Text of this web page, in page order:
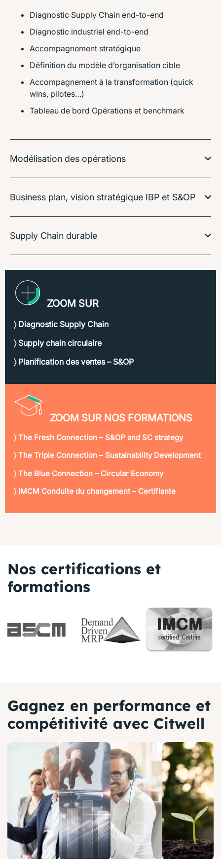
Diagnostic Supply Chain end-to-end
Diagnostic industriel end-to-end
Accompagnement stratégique
Définition du modèle d’organisation cible
Accompagnement à la transformation (quick
wins, pilotes…)
Tableau de bord Opérations et benchmark
Modélisation des opérations
Business plan, vision stratégique IBP et S&OP
Supply Chain durable
ZOOM SUR
〉 Diagnostic Supply Chain
〉 Supply chain circulaire
〉 Planification des ventes – S&OP
ZOOM SUR NOS FORMATIONS
〉 The Fresh Connection – S&OP and SC strategy
〉 The Triple Connection – Sustainability Development
〉 The Blue Connection – Circular Economy
〉 IMCM Conduite du changement – Certifiante
Nos certifications et
formations
Gagnez en performance et
compétitivité avec Citwell